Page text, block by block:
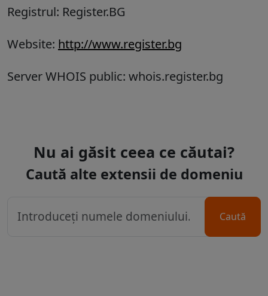
Registrul: Register.BG
Website: http://www.register.bg
Server WHOIS public: whois.register.bg
Nu ai găsit ceea ce căutai?
Caută alte extensii de domeniu
Caută